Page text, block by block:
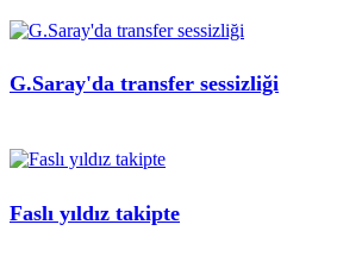
G.Saray'da transfer sessizliği
Faslı yıldız takipte